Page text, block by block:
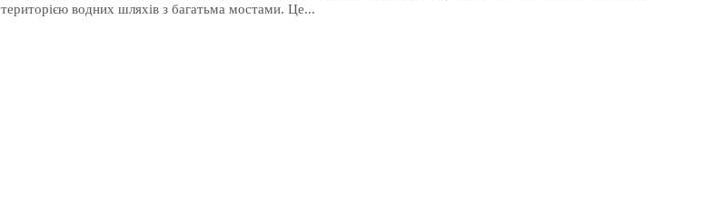
територією водних шляхів з багатьма мостами. Це...